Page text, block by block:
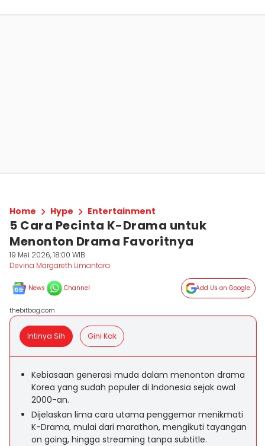
Home Hype Entertainment
5 Cara Pecinta K-Drama untuk
Menonton Drama Favoritnya
19 Mei 2026, 18:00 WIB
Devina Margareth Limantara
News Channel Add Us on Google
thebitbag.com
Intinya Sih Gini Kak
Kebiasaan generasi muda dalam menonton drama
Korea yang sudah populer di Indonesia sejak awal
2000-an.
Dijelaskan lima cara utama penggemar menikmati
K-Drama, mulai dari marathon, mengikuti tayangan
on going, hingga streaming tanpa subtitle.